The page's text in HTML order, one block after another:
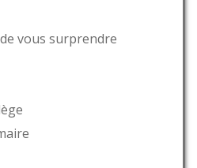
vous surprendre